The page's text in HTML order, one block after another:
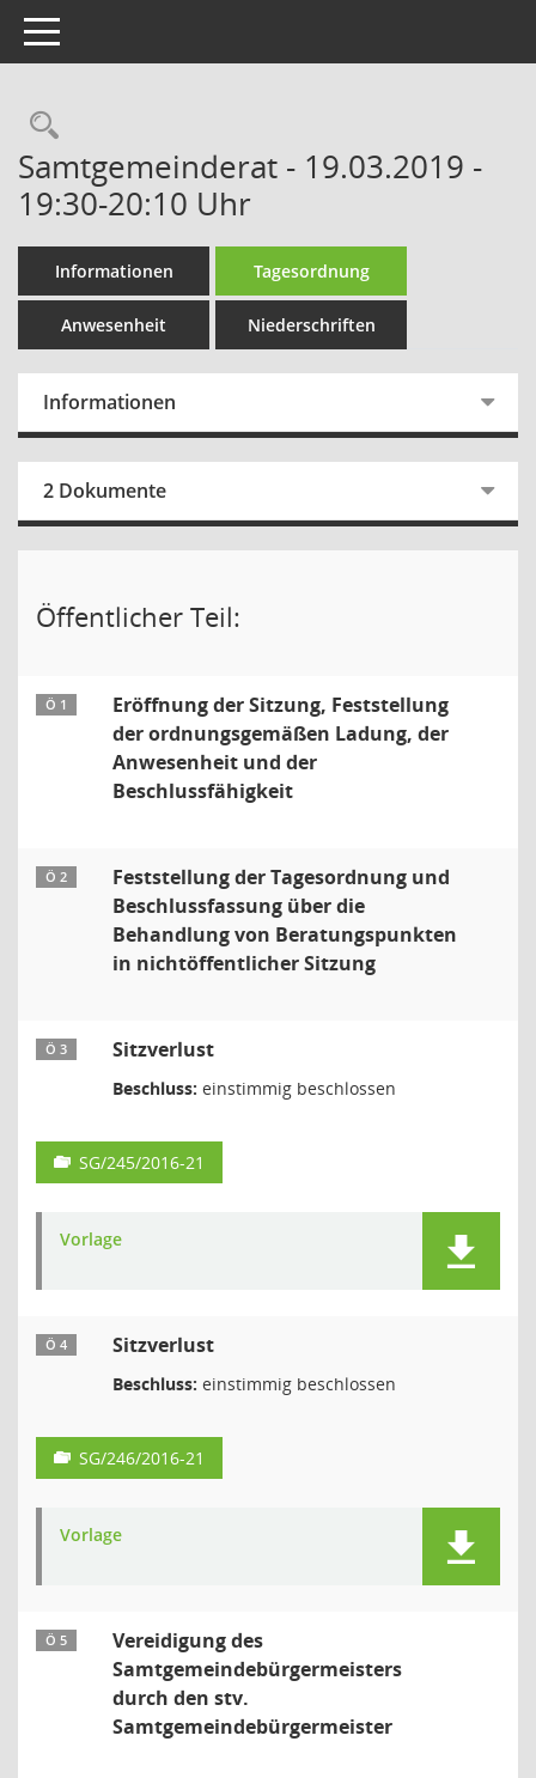
Toggle navigation
Rechercheauswahl
Samtgemeinderat - 19.03.2019 -
19:30-20:10 Uhr
Informationen Tagesordnung
Anwesenheit Niederschriften
Informationen
2 Dokumente
Öffentlicher Teil:
Ö 1
Eröffnung der Sitzung, Feststellung
der ordnungsgemäßen Ladung, der
Anwesenheit und der
Beschlussfähigkeit
Ö 2
Feststellung der Tagesordnung und
Beschlussfassung über die
Behandlung von Beratungspunkten
in nichtöffentlicher Sitzung
Ö 3 Sitzverlust
Beschluss: einstimmig beschlossen
SG/245/2016-21
Vorlage
Ö 4 Sitzverlust
Beschluss: einstimmig beschlossen
SG/246/2016-21
Vorlage
Ö 5
Vereidigung des
Samtgemeindebürgermeisters
durch den stv.
Samtgemeindebürgermeister